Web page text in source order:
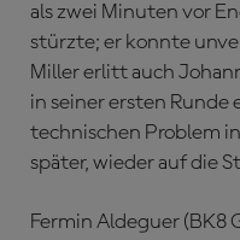
als zwei Minuten vor
stürzte; er konnte
Miller erlitt auch
in seiner ersten Runde
technischen Problem
später, wieder auf die
Fermin Aldeguer (BK8